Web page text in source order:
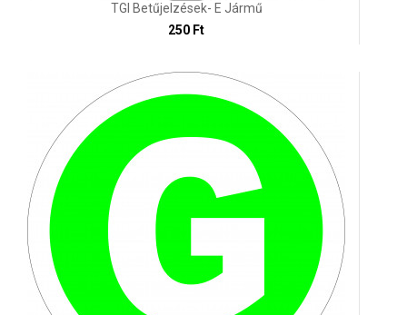
TGI Betűjelzések- E Jármű
250 Ft